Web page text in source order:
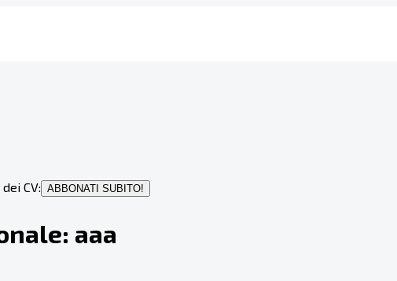
CV: ABBONATI SUBITO!
aaa